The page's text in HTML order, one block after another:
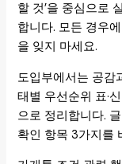
할 것’을 중심으로
합니다. 모든 경우
을 잊지 마세요.
도입부에서는 공감
태별 우선순위 표·
으로 정리합니다.
확인 항목 3가지를